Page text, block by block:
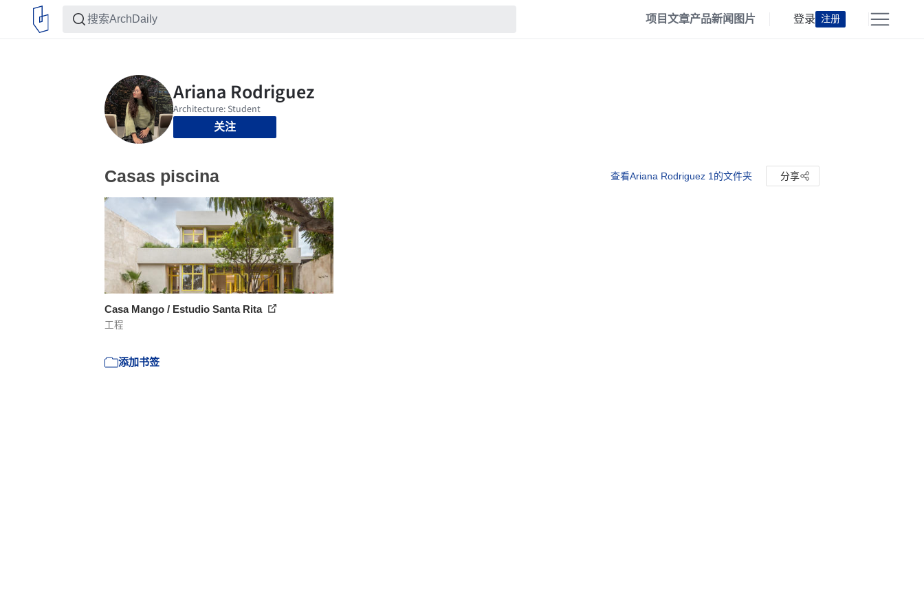
项目文章产品新闻 图片 登录 注册
关注
Casas piscina 查看Ariana Rodriguez 1的文件夹 分享
Casa Mango / Estudio Santa Rita
工程
添加书签